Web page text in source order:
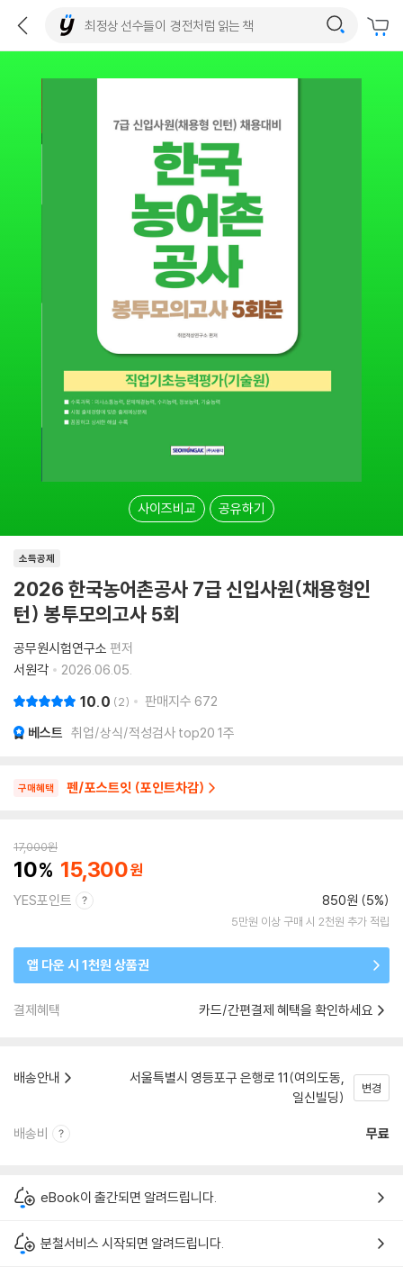
사이즈비교 공유하기
소득공제
2026 한국농어촌공사 7급 신입사원(채용형인
턴) 봉투모의고사 5회
공무원시험연구소 편저
서원각
2026.06.05.
10.0 2 판매지수 672
베스트 취업/상식/적성검사 top20 1주
구매혜택 펜/포스트잇 (포인트차감)
17,000원
10 15,300
YES포인트 850원 (5%)
5만원 이상 구매 시 2천원 추가 적립
앱 다운 시 1천원 상품권
결제혜택 카드/간편결제 혜택을 확인하세요
배송안내
서울특별시 영등포구 은행로 11(여의도동,
일신빌딩)
변경
배송비 무료
eBook이 출간되면 알려드립니다.
분철서비스 시작되면 알려드립니다.